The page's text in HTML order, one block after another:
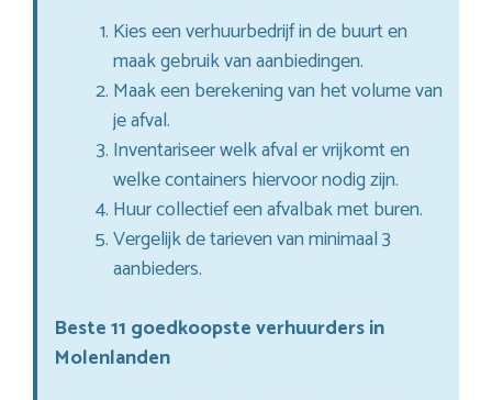
Kies een verhuurbedrijf in de buurt en
maak gebruik van aanbiedingen.
Maak een berekening van het volume van
je afval.
Inventariseer welk afval er vrijkomt en
welke containers hiervoor nodig zijn.
Huur collectief een afvalbak met buren.
Vergelijk de tarieven van minimaal 3
aanbieders.
Beste 11 goedkoopste verhuurders in
Molenlanden